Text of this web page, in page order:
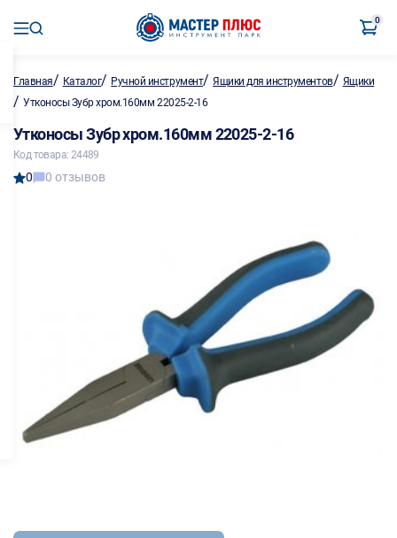
0
Главная/ Каталог/ Ручной инструмент/Ящики для инструментов/ Ящики
/ Утконосы Зубр хром.160мм 22025-2-16
Утконосы Зубр хром.160мм 22025-2-16
Код товара: 24489
0 0 отзывов